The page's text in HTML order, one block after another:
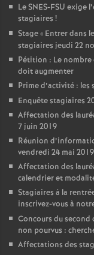
Le SNES-FSU exige
stagiaires !
Stage « Entrer dans
stagiaires jeudi 22
Pétition : Le nombre
doit augmenter
Prime d’activité :
Enquête stagiaires
Affectation des
7 juin 2019
Réunion
vendredi 24 mai
Affectation des
calendrier et
Stagiaires à la
inscrivez-vous à
Concours du
non pourvus :
Affectations des